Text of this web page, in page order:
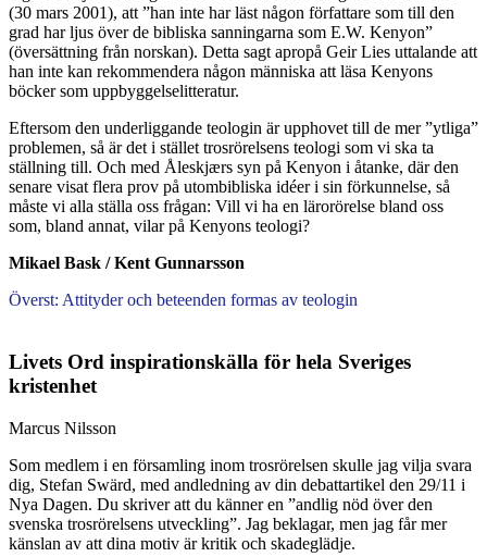
(30 mars 2001), att ”han inte har läst någon författare som till den
grad har ljus över de bibliska sanningarna som E.W. Kenyon”
(översättning från norskan). Detta sagt apropå Geir Lies uttalande att
han inte kan rekommendera någon människa att läsa Kenyons
böcker som uppbyggelselitteratur.
Eftersom den underliggande teologin är upphovet till de mer ”ytliga”
problemen, så är det i stället trosrörelsens teologi som vi ska ta
ställning till. Och med Åleskjærs syn på Kenyon i åtanke, där den
senare visat flera prov på utombibliska idéer i sin förkunnelse, så
måste vi alla ställa oss frågan: Vill vi ha en lärorörelse bland oss
som, bland annat, vilar på Kenyons teologi?
Mikael Bask / Kent Gunnarsson
Överst: Attityder och beteenden formas av teologin
Livets Ord inspirationskälla för hela Sveriges
kristenhet
Marcus Nilsson
Som medlem i en församling inom trosrörelsen skulle jag vilja svara
dig, Stefan Swärd, med andledning av din debattartikel den 29/11 i
Nya Dagen. Du skriver att du känner en ”andlig nöd över den
svenska trosrörelsens utveckling”. Jag beklagar, men jag får mer
känslan av att dina motiv är kritik och skadeglädje.